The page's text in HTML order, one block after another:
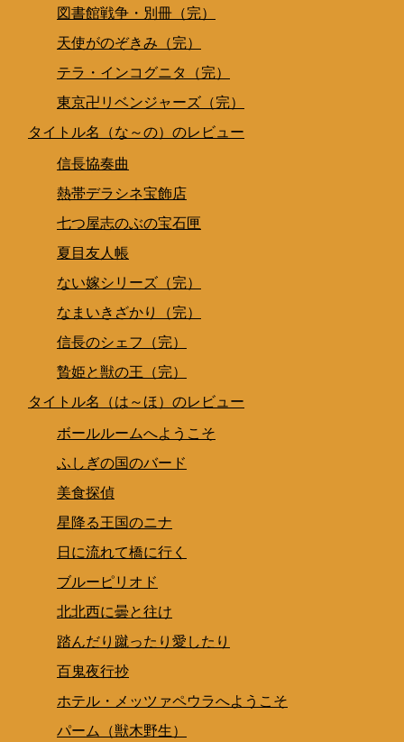
図書館戦争・別冊（完）
天使がのぞきみ（完）
テラ・インコグニタ（完）
東京卍リベンジャーズ（完）
タイトル名（な～の）のレビュー
信長協奏曲
熱帯デラシネ宝飾店
七つ屋志のぶの宝石匣
夏目友人帳
ない嫁シリーズ（完）
なまいきざかり（完）
信長のシェフ（完）
贄姫と獣の王（完）
タイトル名（は～ほ）のレビュー
ボールルームへようこそ
ふしぎの国のバード
美食探偵
星降る王国のニナ
日に流れて橋に行く
ブルーピリオド
北北西に曇と往け
踏んだり蹴ったり愛したり
百鬼夜行抄
ホテル・メッツァペウラへようこそ
パーム（獣木野生）